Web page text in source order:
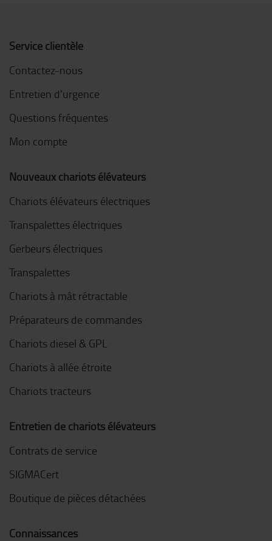
Service clientèle
Contactez-nous
Entretien d'urgence
Questions fréquentes
Mon compte
Nouveaux chariots élévateurs
Chariots élévateurs électriques
Transpalettes électriques
Gerbeurs électriques
Transpalettes
Chariots à mât rétractable
Préparateurs de commandes
Chariots diesel & GPL
Chariots à allée étroite
Chariots tracteurs
Entretien de chariots élévateurs
Contrats de service
SIGMACert
Boutique de pièces détachées
Connaissances